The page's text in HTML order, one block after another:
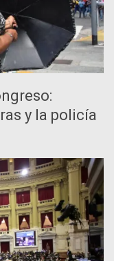
y la policía